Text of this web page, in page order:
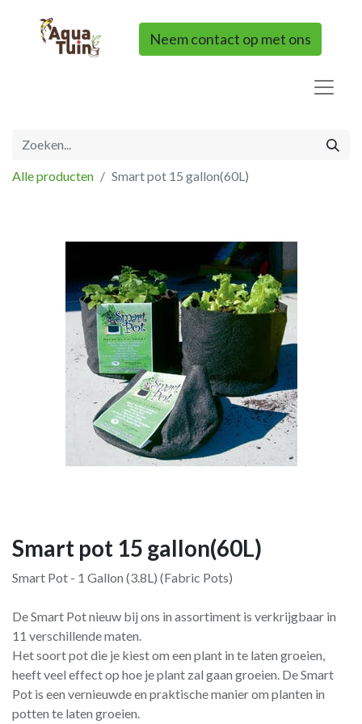
Neem contact op met ons
Alle producten Smart pot 15 gallon(60L)
Smart pot 15 gallon(60L)
Smart Pot - 1 Gallon (3.8L) (Fabric Pots)
De Smart Pot nieuw bij ons in assortiment is verkrijgbaar in
11 verschillende maten.
Het soort pot die je kiest om een plant in te laten groeien,
heeft veel effect op hoe je plant zal gaan groeien. De Smart
Pot is een vernieuwde en praktische manier om planten in
potten te laten groeien.